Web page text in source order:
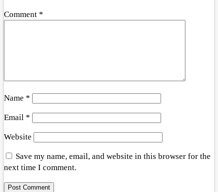
Comment *
Name *
Email *
Website
Save my name, email, and website in this browser for the
next time I comment.